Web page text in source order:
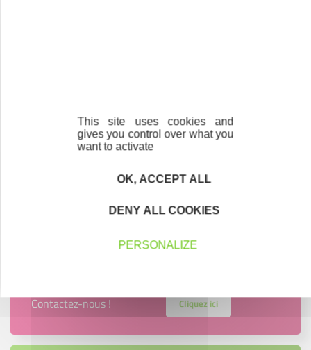
Contactez-nous ! Cliquez ici
This site uses cookies and
gives you control over what you
want to activate
OK, ACCEPT ALL
DENY ALL COOKIES
PERSONALIZE